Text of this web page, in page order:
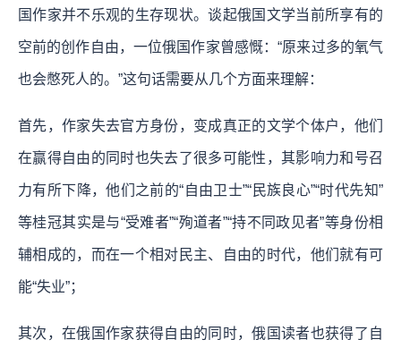
国作家并不乐观的生存现状。谈起俄国文学当前所享有的
空前的创作自由，一位俄国作家曾感慨：“原来过多的氧气
也会憋死人的。”这句话需要从几个方面来理解：
首先，作家失去官方身份，变成真正的文学个体户， 他们
在赢得自由的同时也失去了很多可能性，其影响力和号召
力有所下降，他们之前的“自由卫士”“民族良心”“时代先知”
等桂冠其实是与“受难者”“殉道者”“持不同政见者”等身份相
辅相成的，而在一个相对民主、自由的时代，他们就有可
能“失业”；
其次，在俄国作家获得自由的同时，俄国读者也获得了自